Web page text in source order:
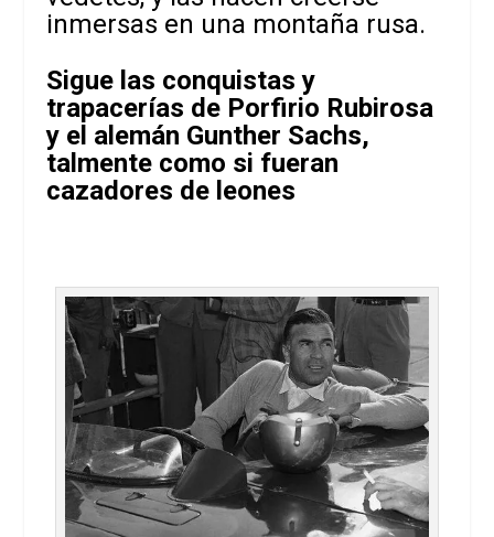
inmersas en una montaña rusa.
Sigue las conquistas y
trapacerías de Porfirio Rubirosa
y el alemán Gunther Sachs,
talmente como si fueran
cazadores de leones